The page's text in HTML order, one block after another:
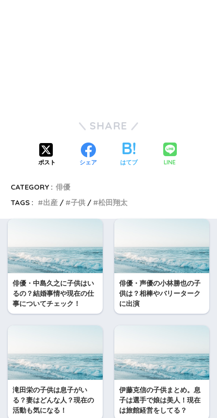
SHARE
ポスト シェア はてブ LINE
CATEGORY : 俳優
TAGS :
出産 子供 松田翔太
俳優・中島久之に子供はい
るの？結婚事情や現在の仕
事についてチェック！
俳優・声優の小林勝也の子
供は？相棒やバリーターク
に出演
滝田栄の子供は息子がい
る？妻はどんな人？現在の
活動も気になる！
伊藤克信の子供まとめ。息
子は選手で娘は美人！現在
は旅館経営をしてる？